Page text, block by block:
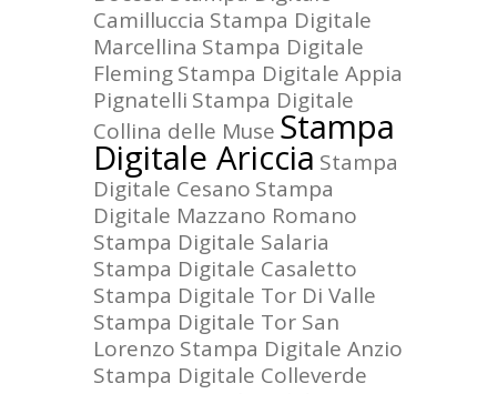
Camilluccia Stampa Digitale
Marcellina Stampa Digitale
FlemingStampa Digitale Appia
Pignatelli Stampa Digitale
Collina delle Muse Stampa
Digitale Ariccia Stampa
Digitale Cesano Stampa
Digitale Mazzano Romano
Stampa Digitale Salaria
Stampa Digitale Casaletto
Stampa Digitale Tor Di Valle
Stampa Digitale Tor San
Lorenzo Stampa Digitale Anzio
Stampa Digitale Colleverde